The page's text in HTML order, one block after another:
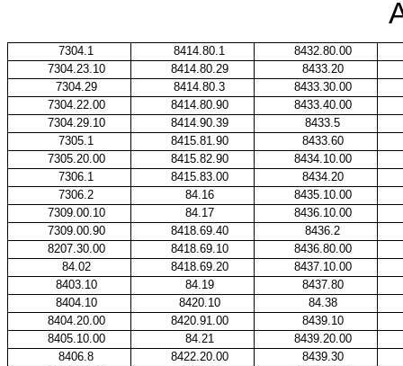
7304.1 8414.80.1
8432.80.00
7304.23.10
8414.80.29
8433.20
7304.29
8414.80.3
8433.30.00
7304.22.00
8414.80.90
8433.40.00
7304.29.10
8414.90.39
8433.5
7305.1
8415.81.90
8433.60
7305.20.00
8415.82.90
8434.10.00
7306.1
8415.83.00
8434.20
7306.2
84.16
8435.10.00
7309.00.10
84.17
8436.10.00
7309.00.90
8418.69.40
8436.2
8207.30.00
8418.69.10
8436.80.00
84.02
8418.69.20
8437.10.00
8403.10
84.19
8437.80
8404.10
8420.10
84.38
8404.20.00
8420.91.00
8439.10
8405.10.00
84.21
8439.20.00
8406.8
8422.20.00
8439.30